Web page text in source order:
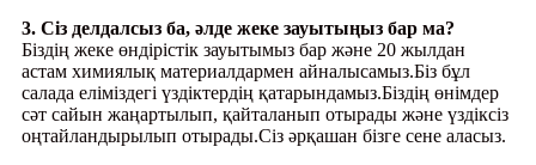
3. Сіз делдалсыз ба, әлде жеке зауытыңыз бар ма?
Біздің жеке өндірістік зауытымыз бар және 20 жылдан
астам химиялық материалдармен айналысамыз.Біз бұл
салада еліміздегі үздіктердің қатарындамыз.Біздің өнімдер
сәт сайын жаңартылып, қайталанып отырады және үздіксіз
оңтайландырылып отырады.Сіз әрқашан бізге сене аласыз.